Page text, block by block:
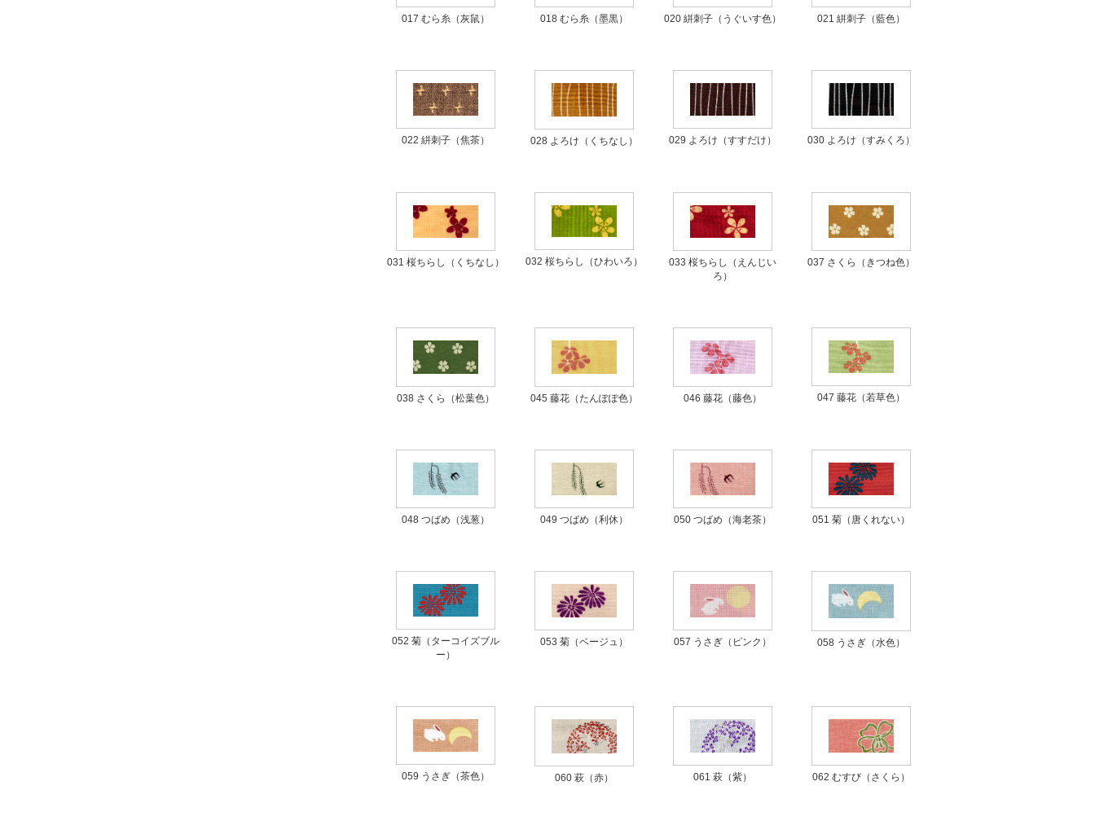
017 むら糸（灰鼠） 018 むら糸（墨黒） 020 絣刺子（うぐいす色） 021 絣刺子（藍色）
022 絣刺子（焦茶） 028 よろけ（くちなし） 029 よろけ（すすだけ） 030 よろけ（すみくろ）
031 桜ちらし（くちなし） 032 桜ちらし（ひわいろ）
033 桜ちらし（えんじい
ろ）
037 さくら（きつね色）
038 さくら（松葉色） 045 藤花（たんぽぽ色） 046 藤花（藤色） 047 藤花（若草色）
048 つばめ（浅葱） 049 つばめ（利休） 050 つばめ（海老茶） 051 菊（唐くれない）
052 菊（ターコイズブル
ー）
053 菊（ベージュ） 057 うさぎ（ピンク） 058 うさぎ（水色）
059 うさぎ（茶色） 060 萩（赤） 061 萩（紫） 062 むすび（さくら）